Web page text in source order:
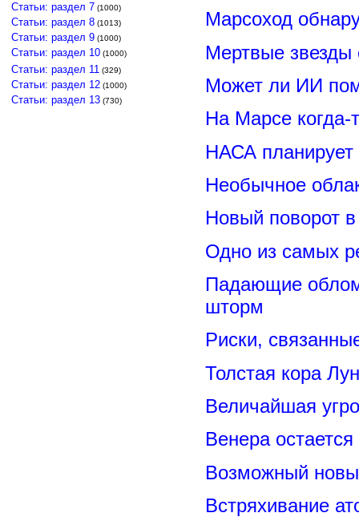
Статьи: раздел 7 (1000)
Статьи: раздел 8 (1013)
Статьи: раздел 9 (1000)
Статьи: раздел 10 (1000)
Статьи: раздел 11 (329)
Статьи: раздел 12 (1000)
Статьи: раздел 13 (730)
Марсоход
Мертвые звезды
Может ли ИИ
На Марсе когда-
НАСА
Необычное
Новый поворот
Одно из самых
Падающие
шторм
Риски,
Толстая кора
Величайшая
Венера
Возможный
Встряхивание